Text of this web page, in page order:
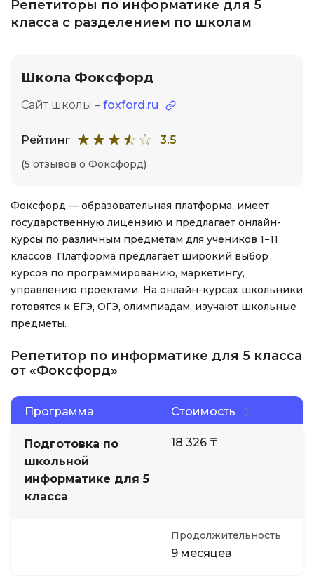
Репетиторы по информатике для 5
класса с разделением по школам
Школа Фоксфорд
Сайт школы – foxford.ru
Рейтинг 3.5
(5 отзывов о Фоксфорд)
Фоксфорд — образовательная платформа, имеет
государственную лицензию и предлагает онлайн-
курсы по различным предметам для учеников 1−11
классов. Платформа предлагает широкий выбор
курсов по программированию, маркетингу,
управлению проектами. На онлайн-курсах школьники
готовятся к ЕГЭ, ОГЭ, олимпиадам, изучают школьные
предметы.
Репетитор по информатике для 5 класса
от «Фоксфорд»
Программа Стоимость
Подготовка по
школьной
информатике для 5
класса
18 326 ₸
Продолжительность
9 месяцев